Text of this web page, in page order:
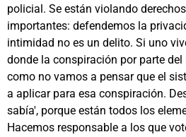
policial. Se están violando
importantes: defendemos la
intimidad no es un delito. Si uno
donde la conspiración por parte del
como no vamos a pensar que el
a aplicar para esa conspiración.
sabía', porque están todos los
Hacemos responsable a los que